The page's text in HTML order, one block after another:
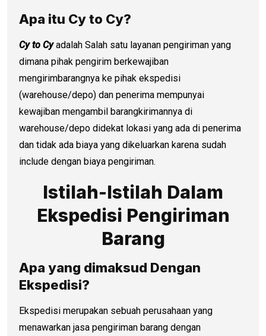
Apa itu Cy to Cy?
Cy to Cyadalah Salah satu layanan pengiriman yang
dimana pihak pengirim berkewajiban
mengirimbarangnya ke pihak ekspedisi
(warehouse/depo) dan penerima mempunyai
kewajiban mengambil barangkirimannya di
warehouse/depo didekat lokasi yang ada di penerima
dan tidak ada biaya yang dikeluarkan karena sudah
include dengan biaya pengiriman.
Istilah-Istilah Dalam
Ekspedisi Pengiriman
Barang
Apa yang dimaksud Dengan
Ekspedisi?
Ekspedisi merupakan sebuah perusahaan yang
menawarkan jasa pengiriman barang dengan